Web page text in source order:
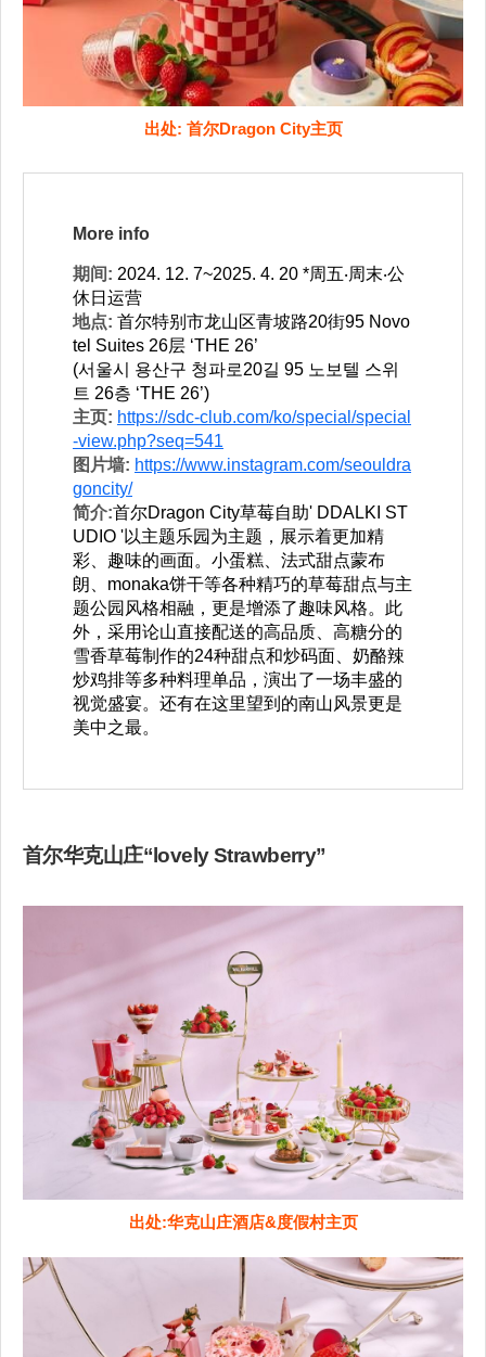
出处: 首尔Dragon City主页
More info
期间: 2024. 12. 7~2025. 4. 20 *周五‧周末‧公
休日运营
地点: 首尔特别市龙山区青坡路20街95 Novo
tel Suites 26层 ‘THE 26’
(서울시 용산구 청파로20길 95 노보텔 스위
트 26층 ‘THE 26’)
主页: https://sdc-club.com/ko/special/special
-view.php?seq=541
图片墙: https://www.instagram.com/seouldra
goncity/
简介:首尔Dragon City草莓自助' DDALKI ST
UDIO '以主题乐园为主题，展示着更加精
彩、趣味的画面。小蛋糕、法式甜点蒙布
朗、monaka饼干等各种精巧的草莓甜点与主
题公园风格相融，更是增添了趣味风格。此
外，采用论山直接配送的高品质、高糖分的
雪香草莓制作的24种甜点和炒码面、奶酪辣
炒鸡排等多种料理单品，演出了一场丰盛的
视觉盛宴。还有在这里望到的南山风景更是
美中之最。
首尔华克山庄“lovely Strawberry”
出处:华克山庄酒店&度假村主页